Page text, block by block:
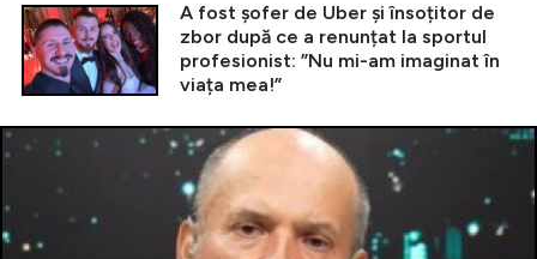
A fost șofer de Uber și însoțitor de
zbor după ce a renunțat la sportul
profesionist: ”Nu mi-am imaginat în
viața mea!”